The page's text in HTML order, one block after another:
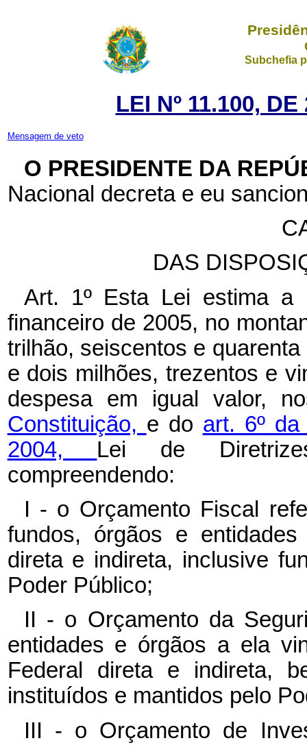
Subchefia
LEI Nº 11.100,
Mensagem de veto
O PRESIDENTE DA
Nacional decreta e eu
DAS
Art. 1º Esta Lei estima a
financeiro de 2005, no
trilhão, seiscentos e
e dois milhões, trezentos e
despesa em igual valor,
Constituição, e do art. 6º
2004, Lei de
compreendendo:
I - o Orçamento Fiscal
fundos, órgãos e
direta e indireta, inclusive
Poder Público;
II - o Orçamento da
entidades e órgãos a ela
Federal direta e indireta,
instituídos e mantidos pelo
III - o Orçamento de